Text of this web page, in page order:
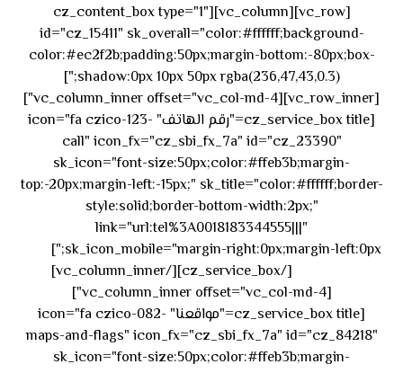
[vc_row][vc_column][cz_content_box type="1"
id="cz_15411" sk_overall="color:#ffffff;background-
color:#ec2f2b;padding:50px;margin-bottom:-80px;box-
shadow:0px 10px 50px rgba(236,47,43,0.3);"]
[vc_row_inner][vc_column_inner offset="vc_col-md-4"]
[cz_service_box title="رقم الهاتف" icon="fa czico-123-
call" icon_fx="cz_sbi_fx_7a" id="cz_23390"
sk_icon="font-size:50px;color:#ffeb3b;margin-
top:-20px;margin-left:-15px;" sk_title="color:#ffffff;border-
style:solid;border-bottom-width:2px;"
link="url:tel%3A0018183344555|||"
sk_icon_mobile="margin-right:0px;margin-left:0px;"]
[/cz_service_box][/vc_column_inner]
[vc_column_inner offset="vc_col-md-4"]
[cz_service_box title="مواقعنا" icon="fa czico-082-
maps-and-flags" icon_fx="cz_sbi_fx_7a" id="cz_84218"
sk_icon="font-size:50px;color:#ffeb3b;margin-